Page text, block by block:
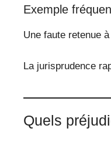
Exemple
Une faute retenue
La jurisprudence
Quels